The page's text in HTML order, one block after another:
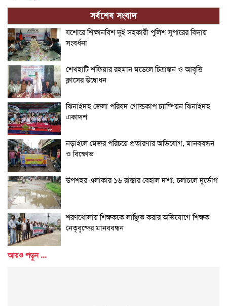
সর্বশেষ সংবাদ
যশোরে শিক্ষানবিশ দুই সহকারী পুলিশ সুপারের বিদায়
সংবর্ধনা
শেখহাটি শফিয়ার রহমান মডেলে চিত্রাঙ্কন ও আবৃত্তি
ক্লাসের উদ্বোধন
ঝিনাইদহ জেলা পরিষদ গোল্ডকাপ চ্যাম্পিয়ন ঝিনাইদহ
একাদশ
নড়াইলে মেজর পরিচয়ে প্রতারণার অভিযোগ, মানববন্ধন
ও বিক্ষোভ
উপশহর এলাকার ১৬ রাস্তার বেহাল দশা, চলাচলে দুর্ভোগ
শরণখোলায় শিক্ষককে লাঞ্ছিত করার অভিযোগে শিক্ষক
নেতৃবৃন্দের মানববন্ধন
আরও পড়ুন ...